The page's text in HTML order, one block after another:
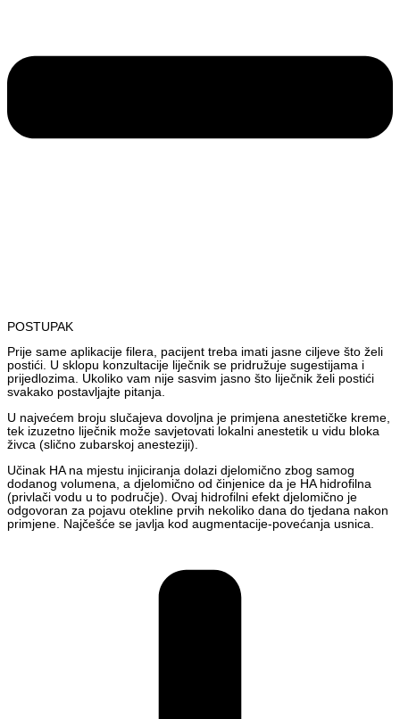
POSTUPAK
Prije same aplikacije filera, pacijent treba imati jasne ciljeve što želi
postići. U sklopu konzultacije liječnik se pridružuje sugestijama i
prijedlozima. Ukoliko vam nije sasvim jasno što liječnik želi postići
svakako postavljajte pitanja.
U najvećem broju slučajeva dovoljna je primjena anestetičke kreme,
tek izuzetno liječnik može savjetovati lokalni anestetik u vidu bloka
živca (slično zubarskoj anesteziji).
Učinak HA na mjestu injiciranja dolazi djelomično zbog samog
dodanog volumena, a djelomično od činjenice da je HA hidrofilna
(privlači vodu u to područje). Ovaj hidrofilni efekt djelomično je
odgovoran za pojavu otekline prvih nekoliko dana do tjedana nakon
primjene. Najčešće se javlja kod augmentacije-povećanja usnica.